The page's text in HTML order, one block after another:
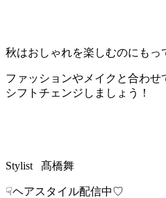
秋はおしゃれを楽しむのにもっ
ファッションやメイクと合わ
シフトチェンジしましょう！
Stylist 髙橋舞
☟ヘアスタイル配信中♡